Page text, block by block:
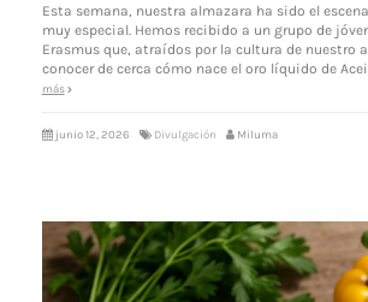
Esta semana, nuestra almazara ha sido el
muy especial. Hemos recibido a un grupo de
Erasmus que, atraídos por la cultura de nuestro
conocer de cerca cómo nace el oro líquido de
más
junio 12, 2026 Divulgación Miluma